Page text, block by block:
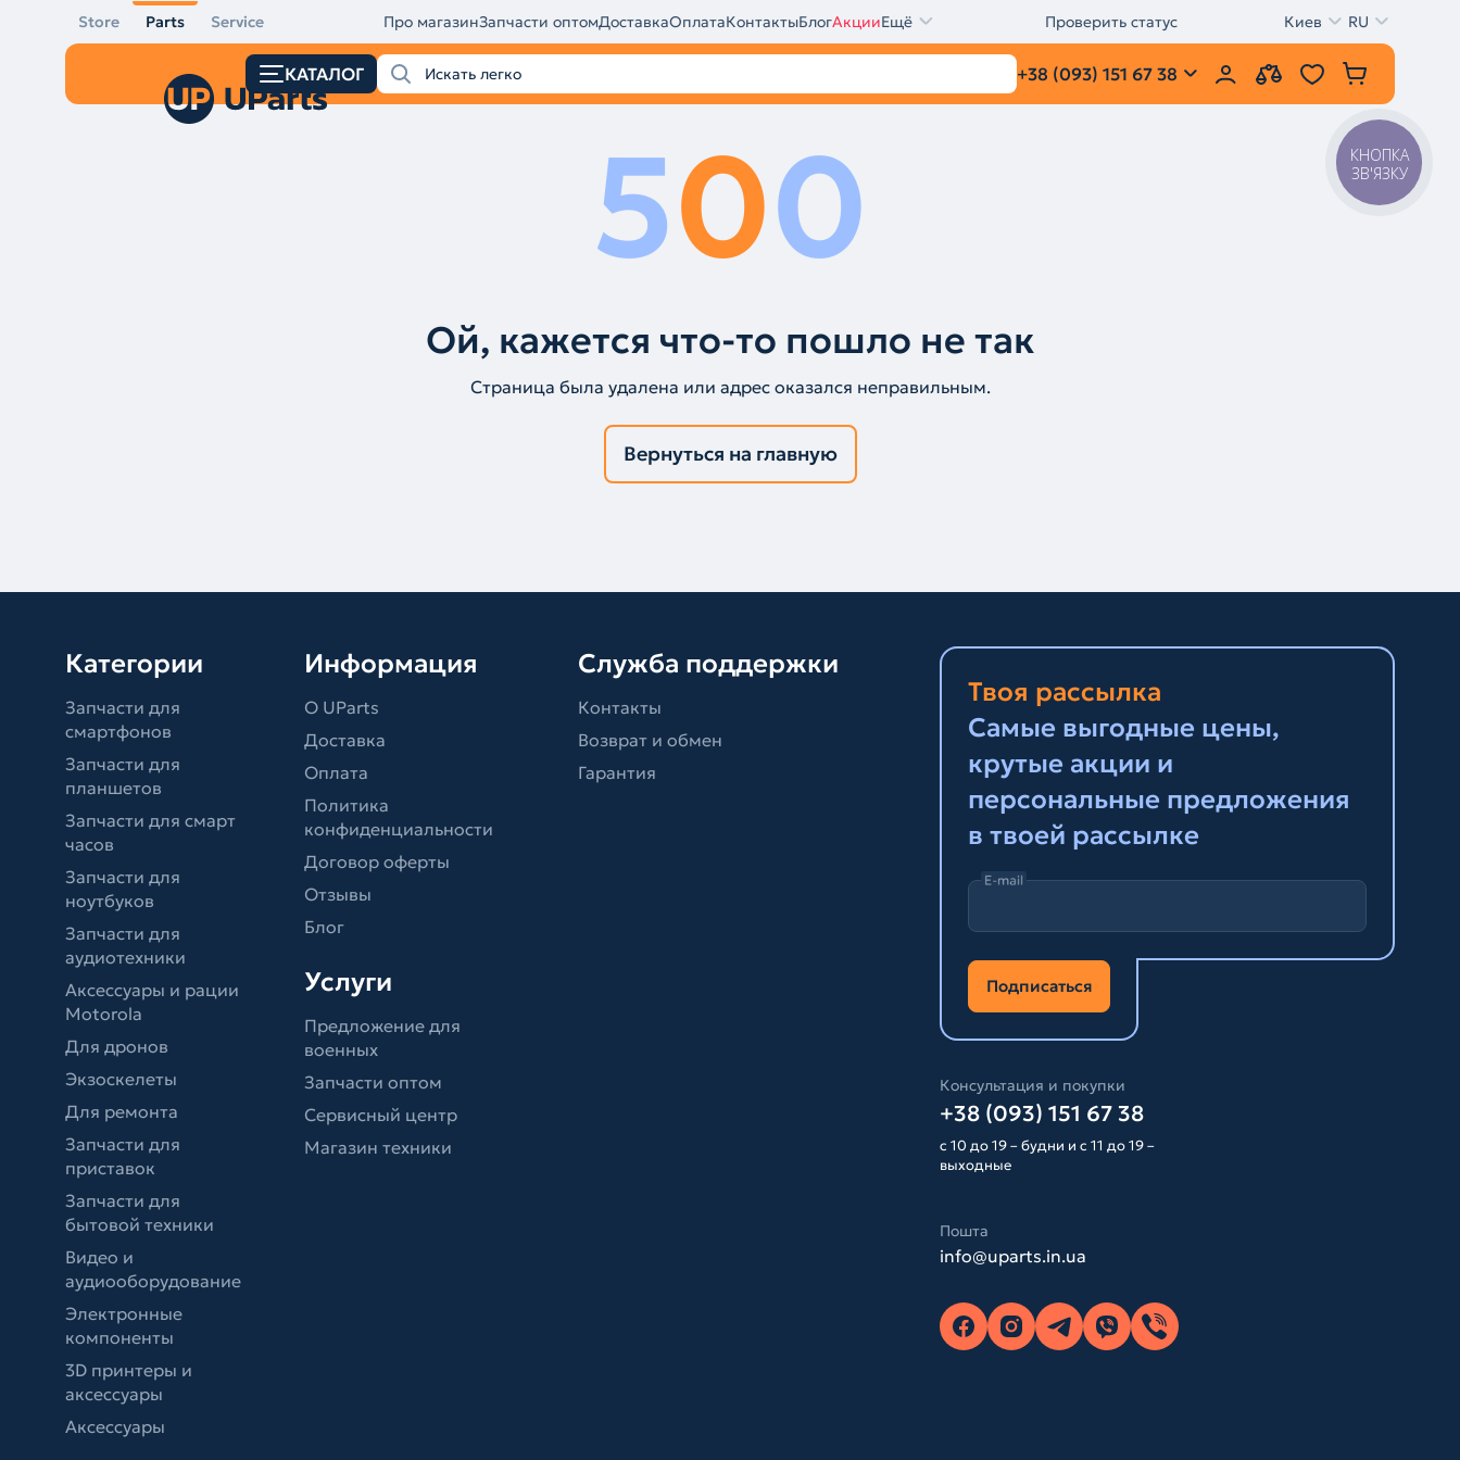
Store Parts Service Про магазинЗапчасти оптомДоставкаОплатаКонтактыБлогАкцииЕщё Проверить статус Киев RU
КАТАЛОГ +38 (093) 151 67 38
500
Ой, кажется что-то пошло не так
Страница была удалена или адрес оказался неправильным.
Вернуться на главную
Категории
Запчасти для
смартфонов
Запчасти для
планшетов
Запчасти для смарт
часов
Запчасти для
ноутбуков
Запчасти для
аудиотехники
Аксессуары и рации
Motorola
Для дронов
Экзоскелеты
Для ремонта
Запчасти для
приставок
Запчасти для
бытовой техники
Видео и
аудиооборудование
Электронные
компоненты
3D принтеры и
аксессуары
Аксессуары
Информация
О UParts
Доставка
Оплата
Политика
конфиденциальности
Договор оферты
Отзывы
Блог
Услуги
Предложение для
военных
Запчасти оптом
Сервисный центр
Магазин техники
Служба поддержки
Контакты
Возврат и обмен
Гарантия
Твоя рассылка
Самые выгодные цены,
крутые акции и
персональные предложения
в твоей рассылке
E-mail
Подписаться
Консультация и покупки
+38 (093) 151 67 38
с 10 до 19 – будни и с 11 до 19 –
выходные
Пошта
info@uparts.in.ua
КНОПКА
ЗВ'ЯЗКУ